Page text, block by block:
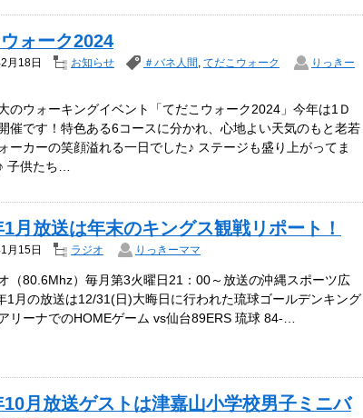
ォーク2024
月18日 お知らせ ＃バネ人間, てだこウォーク
りっきー
のウォーキングイベント「てだこウォーク2024」今年は1Ｄ
催です！特色ある6コースに分かれ、心地よい天気のもと老若
ーカーの笑顔溢れる一日でした♪ ステージも盛り上がってま
子供たち…
月放送は年末のキングス観戦リポート！
月15日 ラジオ りっきーママ
（80.6Mhz）毎月第3火曜日21：00～放送の沖縄スポーツ広
1月の放送は12/31(日)大晦日に行われた琉球ゴールデンキング
リーナでのHOMEゲーム vs仙台89ERS 琉球 84-…
10月放送ゲストは津嘉山小学校男子ミニバ